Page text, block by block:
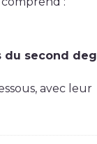
du second
avec leur